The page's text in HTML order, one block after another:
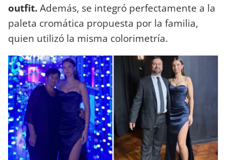
outfit.Además, se integró perfectamente a la
paleta cromática propuesta por la familia,
quien utilizó la misma colorimetría.